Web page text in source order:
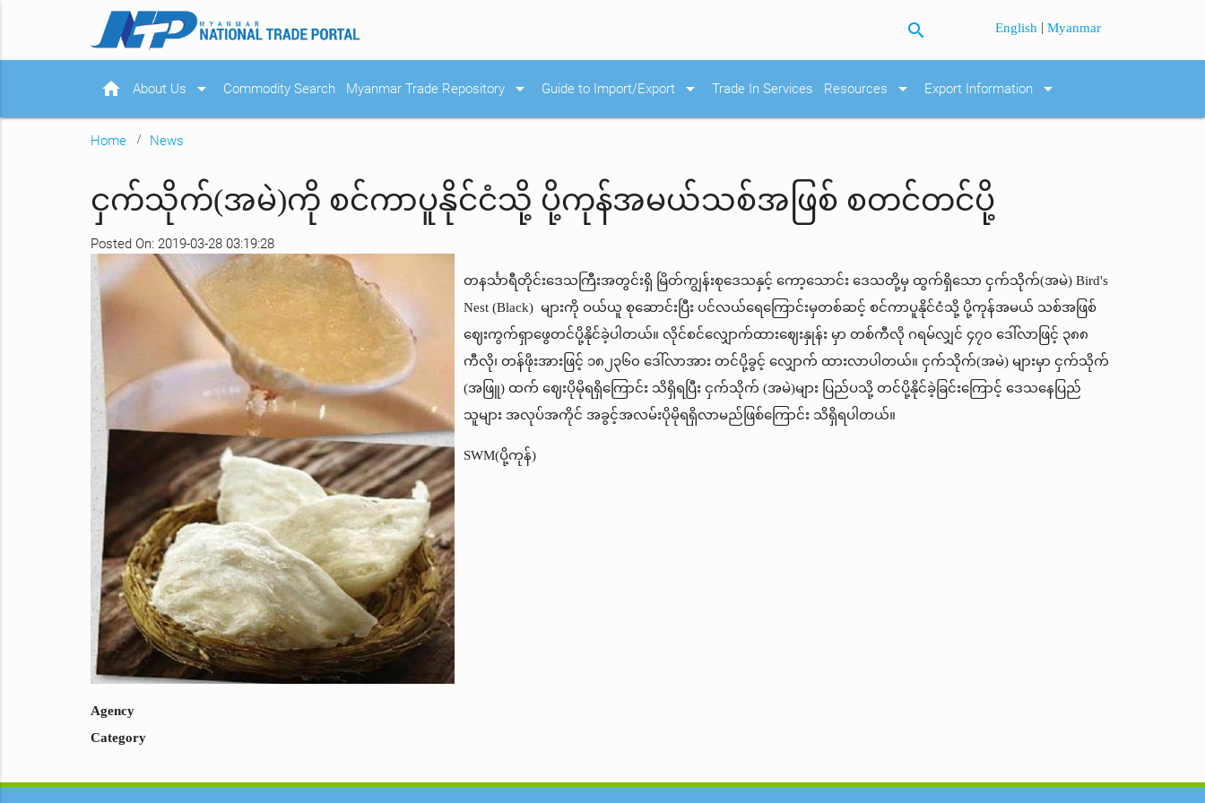
search English |Myanmar
home About Us arrow_drop_down Commodity Search Myanmar Trade Repository arrow_drop_down Guide to Import/Export arrow_drop_down Trade In Services Resources arrow_drop_down Export Information arrow_drop_down
Home News
ငှက်သိုက်(အမဲ)ကို စင်ကာပူနိုင်ငံသို့ ပို့ကုန်အမယ်သစ်အဖြစ် စတင်တင်ပို့
Posted On: 2019-03-28 03:19:28
တနင်္သာရီတိုင်းဒေသကြီးအတွင်းရှိ မြိတ်ကျွန်းစုဒေသနှင့် ကော့သောင်း ဒေသတို့မှ ထွက်ရှိသော ငှက်သိုက်(အမဲ) Bird's
Nest (Black) များကို ဝယ်ယူ စုဆောင်းပြီး ပင်လယ်ရေကြောင်းမှတစ်ဆင့် စင်ကာပူနိုင်ငံသို့ ပို့ကုန်အမယ် သစ်အဖြစ်
ဈေးကွက်ရှာဖွေတင်ပို့နိုင်ခဲ့ပါတယ်။ လိုင်စင်လျှောက်ထားဈေးနှုန်း မှာ တစ်ကီလို ဂရမ်လျှင် ၄၇၀ ဒေါ်လာဖြင့် ၃၈၈
ကီလို၊ တန်ဖိုးအားဖြင့် ၁၈၂၃၆၀ ဒေါ်လာအား တင်ပို့ခွင့် လျှောက် ထားလာပါတယ်။ ငှက်သိုက်(အမဲ) များမှာ ငှက်သိုက်
(အဖြူ) ထက် ဈေးပိုမိုရရှိကြောင်း သိရှိရပြီး ငှက်သိုက် (အမဲ)များ ပြည်ပသို့ တင်ပို့နိုင်ခဲ့ခြင်းကြောင့် ဒေသနေပြည်
သူများ အလုပ်အကိုင် အခွင့်အလမ်းပိုမိုရရှိလာမည်ဖြစ်ကြောင်း သိရှိရပါတယ်။
SWM(ပို့ကုန်)
Agency
Category